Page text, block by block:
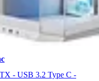
- USB 3.2 Type C -